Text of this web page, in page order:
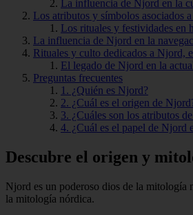
La influencia de Njord en la
Los atributos y símbolos asociados
Los rituales y festividades en
La influencia de Njord en la
Rituales y culto dedicados a Njord,
El legado de Njord en la
Preguntas frecuentes
1. ¿Quién es Njord?
2. ¿Cuál es el origen de
3. ¿Cuáles son los atributos
4. ¿Cuál es el papel de Njord
Descubre el origen y
Njord es un poderoso dios de la mitología
la mitología nórdica.